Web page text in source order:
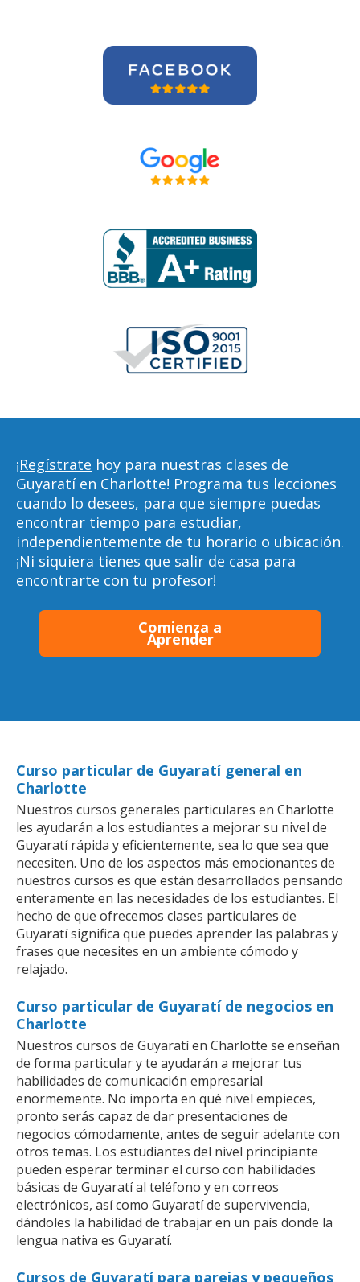
¡Regístrate hoy para nuestras clases de
Guyaratí en Charlotte! Programa tus lecciones
cuando lo desees, para que siempre puedas
encontrar tiempo para estudiar,
independientemente de tu horario o ubicación.
¡Ni siquiera tienes que salir de casa para
encontrarte con tu profesor!
Comienza a
Aprender
Curso particular de Guyaratí general en
Charlotte
Nuestros cursos generales particulares en Charlotte
les ayudarán a los estudiantes a mejorar su nivel de
Guyaratí rápida y eficientemente, sea lo que sea que
necesiten. Uno de los aspectos más emocionantes de
nuestros cursos es que están desarrollados pensando
enteramente en las necesidades de los estudiantes. El
hecho de que ofrecemos clases particulares de
Guyaratí significa que puedes aprender las palabras y
frases que necesites en un ambiente cómodo y
relajado.
Curso particular de Guyaratí de negocios en
Charlotte
Nuestros cursos de Guyaratí en Charlotte se enseñan
de forma particular y te ayudarán a mejorar tus
habilidades de comunicación empresarial
enormemente. No importa en qué nivel empieces,
pronto serás capaz de dar presentaciones de
negocios cómodamente, antes de seguir adelante con
otros temas. Los estudiantes del nivel principiante
pueden esperar terminar el curso con habilidades
básicas de Guyaratí al teléfono y en correos
electrónicos, así como Guyaratí de supervivencia,
dándoles la habilidad de trabajar en un país donde la
lengua nativa es Guyaratí.
Cursos de Guyaratí para parejas y pequeños